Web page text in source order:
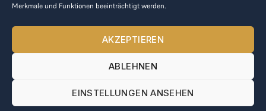
Merkmale und Funktionen beeinträchtigt werden.
AKZEPTIEREN
ABLEHNEN
EINSTELLUNGEN ANSEHEN
Our friendly team is here to help.
Mon-Fri from 8am to 5pm.
© 2025 The LOGE. All rights reserved.